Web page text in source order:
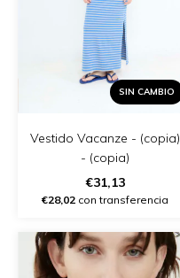
SIN CAMBIO
Vestido Vacanze - (copia)
- (copia)
€31,13
€28,02 con transferencia